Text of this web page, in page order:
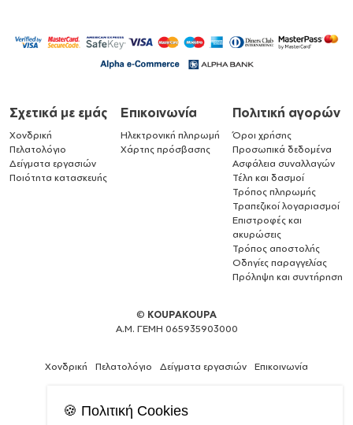
Σχετικά με εμάς
Χονδρική
Πελατολόγιο
Δείγματα εργασιών
Ποιότητα κατασκευής
Επικοινωνία
Ηλεκτρονική πληρωμή
Χάρτης πρόσβασης
Πολιτική αγορών
Όροι χρήσης
Προσωπικά δεδομένα
Ασφάλεια συναλλαγών
Τέλη και δασμοί
Τρόπος πληρωμής
Τραπεζικοί λογαριασμοί
Επιστροφές και
ακυρώσεις
Τρόπος αποστολής
Οδηγίες παραγγελίας
Πρόληψη και συντήρηση
© KOUPAKOUPA
Α.Μ. ΓΕΜΗ 065935903000
Χονδρική Πελατολόγιο Δείγματα εργασιών Επικοινωνία
🍪 Πολιτική Cookies